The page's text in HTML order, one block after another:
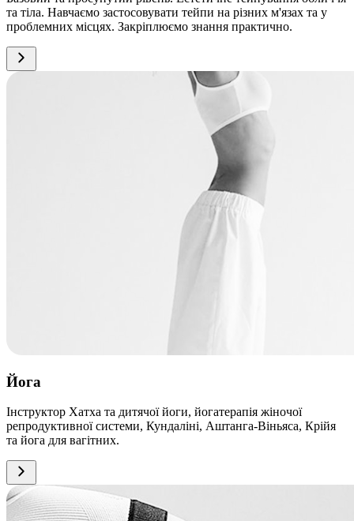
та тіла. Навчаємо застосовувати тейпи на різних м'язах та у
проблемних місцях. Закріплюємо знання практично.
Йога
Інструктор Хатха та дитячої йоги, йогатерапія жіночої
репродуктивної системи, Кундаліні, Аштанга-Віньяса, Крійя
та йога для вагітних.